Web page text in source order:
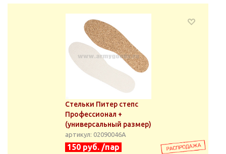
Стельки Питер степс
Профессионал +
(универсальный размер)
артикул: 02090046А
150 руб. /пар